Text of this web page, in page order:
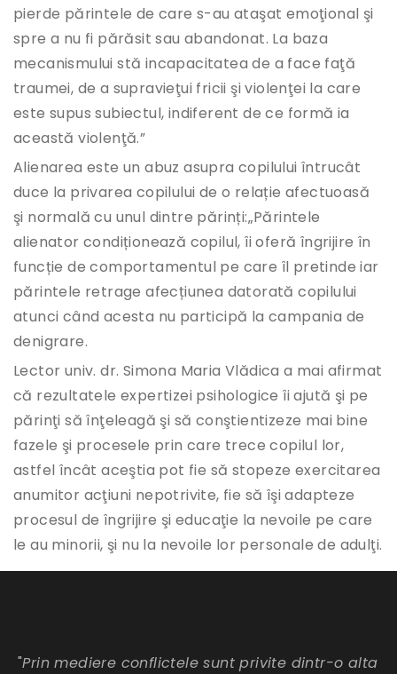
pierde părintele de care s-au ataşat emoţional şi
spre a nu fi părăsit sau abandonat. La baza
mecanismului stă incapacitatea de a face faţă
traumei, de a supravieţui fricii şi violenţei la care
este supus subiectul, indiferent de ce formă ia
această violenţă.”
Alienarea este un abuz asupra copilului întrucât
duce la privarea copilului de o relație afectuoasă
şi normală cu unul dintre părinți:„Părintele
alienator condiționează copilul, îi oferă îngrijire în
funcție de comportamentul pe care îl pretinde iar
părintele retrage afecțiunea datorată copilului
atunci când acesta nu participă la campania de
denigrare.
Lector univ. dr. Simona Maria Vlădica a mai afirmat
că rezultatele expertizei psihologice îi ajută şi pe
părinţi să înţeleagă şi să conştientizeze mai bine
fazele şi procesele prin care trece copilul lor,
astfel încât aceştia pot fie să stopeze exercitarea
anumitor acţiuni nepotrivite, fie să îşi adapteze
procesul de îngrijire şi educaţie la nevoile pe care
le au minorii, şi nu la nevoile lor personale de adulţi.
"Prin mediere conflictele sunt privite dintr-o alta